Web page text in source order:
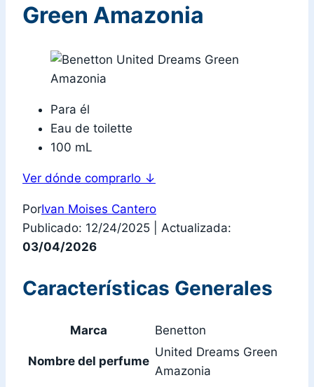
Green Amazonia
Para él
Eau de toilette
100 mL
Ver dónde comprarlo ↓
PorIvan Moises Cantero
Publicado: 12/24/2025
Actualizada:
03/04/2026
Características Generales
Marca Benetton
Nombre del perfume
United Dreams Green
Amazonia